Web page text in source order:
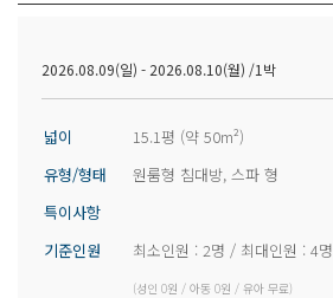
2026.08.09(일) - 2026.08.10(월) /1박
넓이
15.1평 (약 50m²)
유형/형태
원룸형 침대방, 스파 형
특이사항
기준인원
최소인원 : 2명 / 최대인원 : 4명
(성인 0원 / 아동 0원 / 유아 무료)